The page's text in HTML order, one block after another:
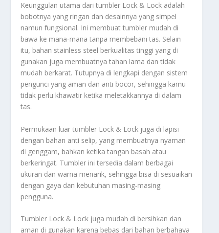
Keunggulan utama dari tumbler Lock & Lock adalah
bobotnya yang ringan dan desainnya yang simpel
namun fungsional. Ini membuat tumbler mudah di
bawa ke mana-mana tanpa membebani tas. Selain
itu, bahan stainless steel berkualitas tinggi yang di
gunakan juga membuatnya tahan lama dan tidak
mudah berkarat. Tutupnya di lengkapi dengan sistem
pengunci yang aman dan anti bocor, sehingga kamu
tidak perlu khawatir ketika meletakkannya di dalam
tas.
Permukaan luar tumbler Lock & Lock juga di lapisi
dengan bahan anti selip, yang membuatnya nyaman
di genggam, bahkan ketika tangan basah atau
berkeringat. Tumbler ini tersedia dalam berbagai
ukuran dan warna menarik, sehingga bisa di sesuaikan
dengan gaya dan kebutuhan masing-masing
pengguna.
Tumbler Lock & Lock juga mudah di bersihkan dan
aman di gunakan karena bebas dari bahan berbahaya